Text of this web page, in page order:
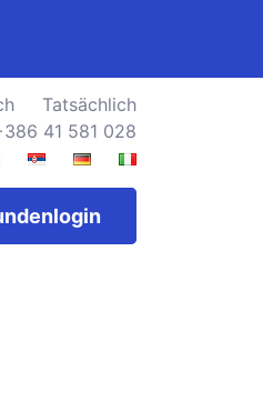
Tatsächlich
41 581 028